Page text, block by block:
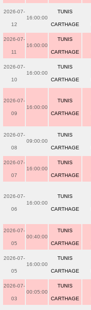
2026-07-
12
16:00:00
TUNIS
CARTHAGE
2026-07-
11
16:00:00
TUNIS
CARTHAGE
2026-07-
10
16:00:00
TUNIS
CARTHAGE
2026-07-
09
16:00:00
TUNIS
CARTHAGE
2026-07-
08
09:00:00
TUNIS
CARTHAGE
2026-07-
07
16:00:00
TUNIS
CARTHAGE
2026-07-
06
16:00:00
TUNIS
CARTHAGE
2026-07-
05
00:40:00
TUNIS
CARTHAGE
2026-07-
05
16:00:00
TUNIS
CARTHAGE
2026-07-
03
00:05:00
TUNIS
CARTHAGE